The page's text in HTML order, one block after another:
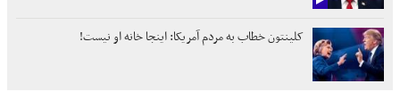
کلینتون خطاب به مردم آمریکا: اینجا خانه او نیست!